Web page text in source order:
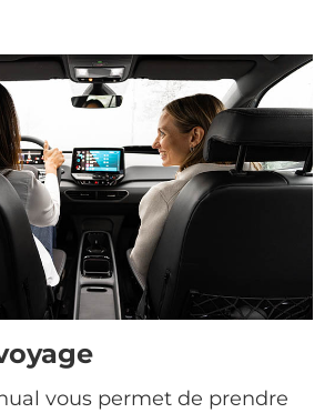
vous permet de prendre